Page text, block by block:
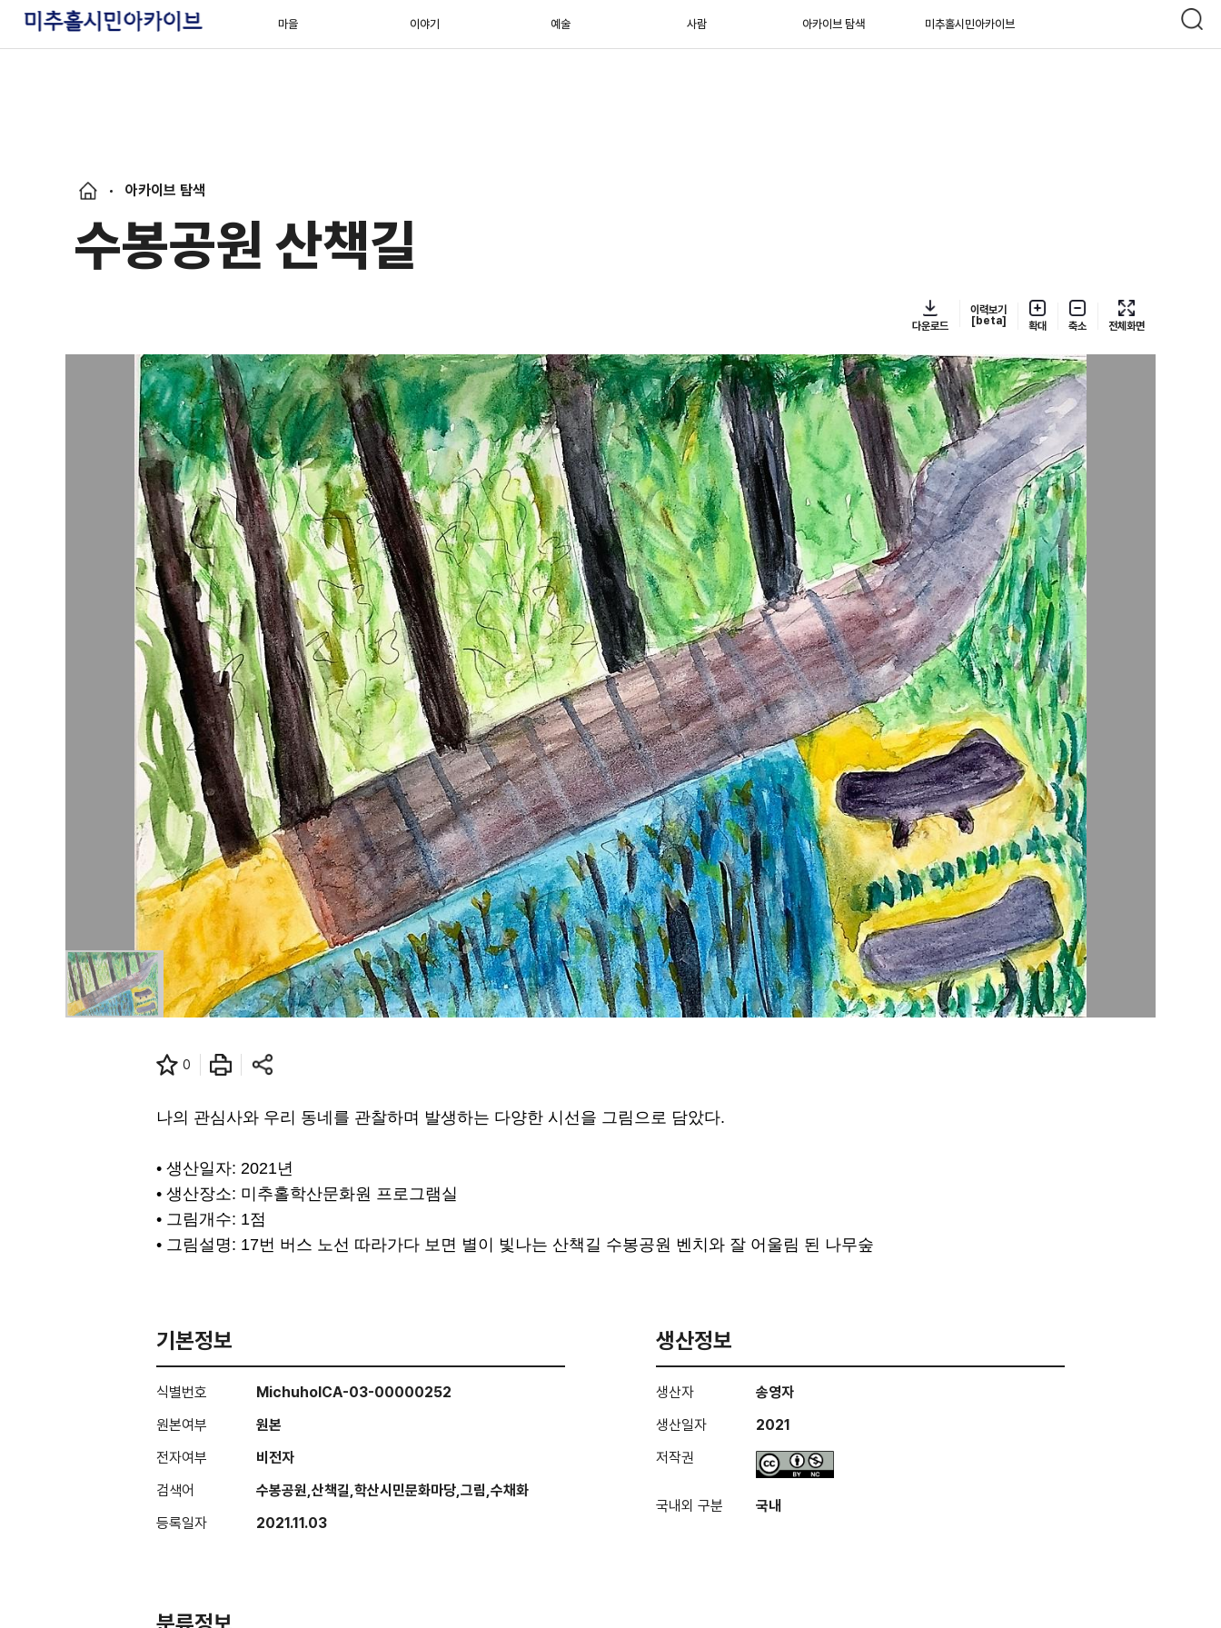
마을 이야기 예술 사람 아카이브 탐색 미추홀시민아카이브
아카이브 탐색
수봉공원 산책길
다운로드
이력보기
[beta]
확대 축소 전체화면
0
나의 관심사와 우리 동네를 관찰하며 발생하는 다양한 시선을 그림으로 담았다.
• 생산일자: 2021년
• 생산장소: 미추홀학산문화원 프로그램실
• 그림개수: 1점
• 그림설명: 17번 버스 노선 따라가다 보면 별이 빛나는 산책길 수봉공원 벤치와 잘 어울림 된 나무숲
기본정보
식별번호
MichuholCA-03-00000252
원본여부
원본
전자여부
비전자
검색어
수봉공원,산책길,학산시민문화마당,그림,수채화
등록일자
2021.11.03
생산정보
생산자
송영자
생산일자
2021
저작권
국내외 구분 국내